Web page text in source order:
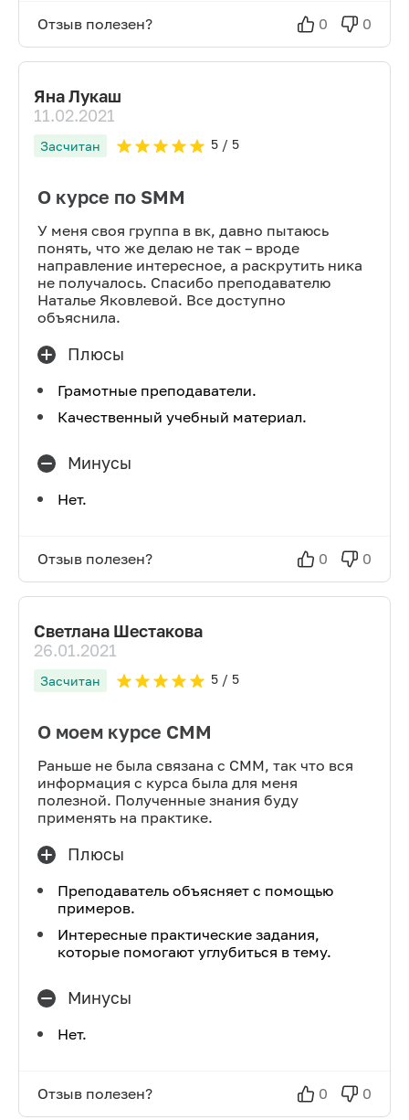
Отзыв полезен? 0 0
Яна Лукаш
11.02.2021
Засчитан 5/ 5
О курсе по SMM
У меня своя группа в вк, давно пытаюсь
понять, что же делаю не так – вроде
направление интересное, а раскрутить ника
не получалось. Спасибо преподавателю
Наталье Яковлевой. Все доступно
объяснила.
Плюсы
Грамотные преподаватели.
Качественный учебный материал.
Минусы
Нет.
Отзыв полезен? 0 0
Светлана Шестакова
26.01.2021
Засчитан 5/ 5
О моем курсе СММ
Раньше не была связана с СММ, так что вся
информация с курса была для меня
полезной. Полученные знания буду
применять на практике.
Плюсы
Преподаватель объясняет с помощью
примеров.
Интересные практические задания,
которые помогают углубиться в тему.
Минусы
Нет.
Отзыв полезен? 0 0